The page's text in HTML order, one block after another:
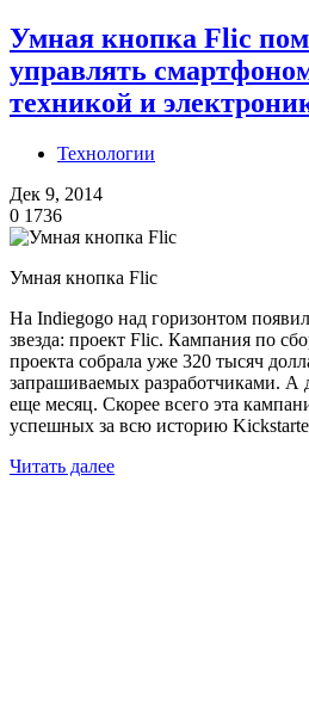
Умная кнопка Flic
управлять
техникой и
Технологии
Дек 9, 2014
0 1736
Умная кнопка Flic
На Indiegogo над горизонтом
звезда: проект Flic. Кампания по
проекта собрала уже 320 тысяч
запрашиваемых разработчиками.
еще месяц. Скорее всего эта
успешных за всю историю
Читать далее